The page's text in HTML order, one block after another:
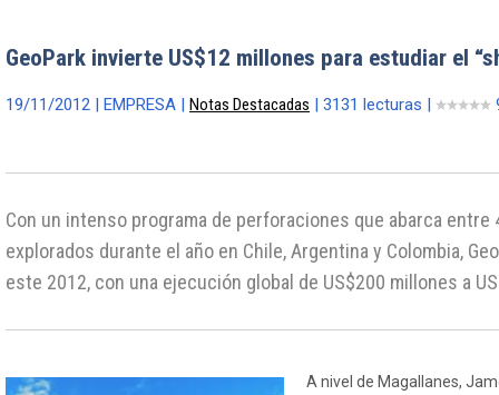
GeoPark invierte US$12 millones para estudiar el
19/11/2012 | EMPRESA | Notas Destacadas | 3131 lecturas |
Con un intenso programa de perforaciones que abarca entre
explorados durante el año en Chile, Argentina y Colombia,
este 2012, con una ejecución global de US$200 millones a
A nivel de Magallanes,